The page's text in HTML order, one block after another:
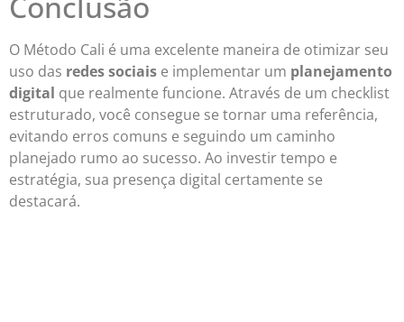
O Método Cali é uma excelente maneira de otimizar seu
uso das redes sociais e implementar um planejamento
digital que realmente funcione. Através de um checklist
estruturado, você consegue se tornar uma referência,
evitando erros comuns e seguindo um caminho
planejado rumo ao sucesso. Ao investir tempo e
estratégia, sua presença digital certamente se
destacará.